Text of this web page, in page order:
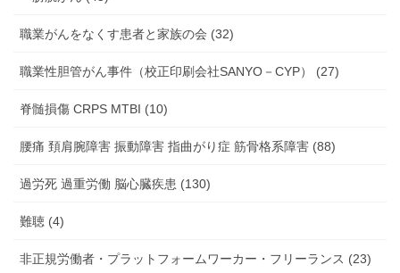
職業がんをなくす患者と家族の会 (32)
職業性胆管がん事件（校正印刷会社SANYO－CYP） (27)
脊髄損傷 CRPS MTBI (10)
腰痛 頚肩腕障害 振動障害 指曲がり症 筋骨格系障害 (88)
過労死 過重労働 脳心臓疾患 (130)
難聴 (4)
非正規労働者・プラットフォームワーカー・フリーランス (23)